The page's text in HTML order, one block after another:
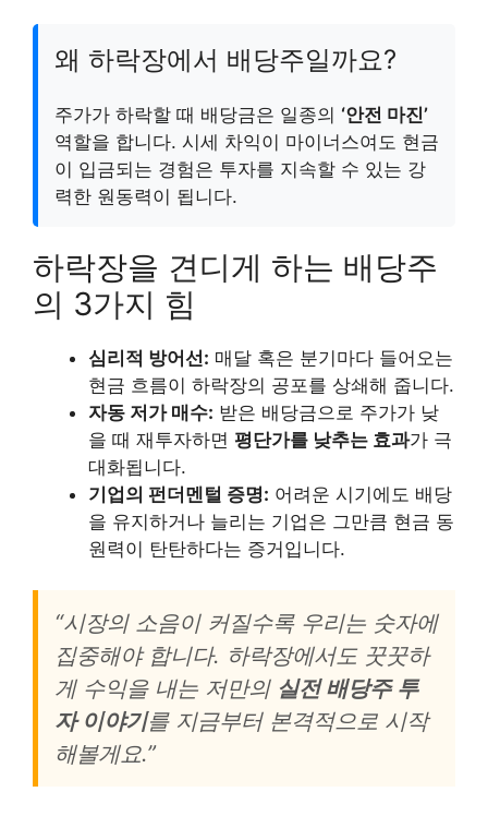
왜 하락장에서 배당주일까요?
주가가 하락할 때 배당금은 일종의 ‘안전 마진’
역할을 합니다. 시세 차익이 마이너스여도 현금
이 입금되는 경험은 투자를 지속할 수 있는 강
력한 원동력이 됩니다.
하락장을 견디게 하는 배당주
의 3가지 힘
심리적 방어선: 매달 혹은 분기마다 들어오는
현금 흐름이 하락장의 공포를 상쇄해 줍니다.
자동 저가 매수: 받은 배당금으로 주가가 낮
을 때 재투자하면 평단가를 낮추는 효과가 극
대화됩니다.
기업의 펀더멘털 증명: 어려운 시기에도 배당
을 유지하거나 늘리는 기업은 그만큼 현금 동
원력이 탄탄하다는 증거입니다.
“시장의 소음이 커질수록 우리는 숫자에
집중해야 합니다. 하락장에서도 꿋꿋하
게 수익을 내는 저만의 실전 배당주 투
자 이야기를 지금부터 본격적으로 시작
해볼게요.”